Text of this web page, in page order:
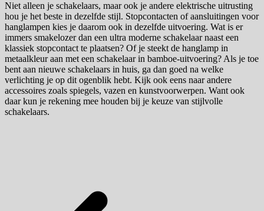
Niet alleen je schakelaars, maar ook je andere elektrische uitrusting
hou je het beste in dezelfde stijl. Stopcontacten of aansluitingen voor
hanglampen kies je daarom ook in dezelfde uitvoering. Wat is er
immers smakelozer dan een ultra moderne schakelaar naast een
klassiek stopcontact te plaatsen? Of je steekt de hanglamp in
metaalkleur aan met een schakelaar in bamboe-uitvoering? Als je toe
bent aan nieuwe schakelaars in huis, ga dan goed na welke
verlichting je op dit ogenblik hebt. Kijk ook eens naar andere
accessoires zoals spiegels, vazen en kunstvoorwerpen. Want ook
daar kun je rekening mee houden bij je keuze van stijlvolle
schakelaars.